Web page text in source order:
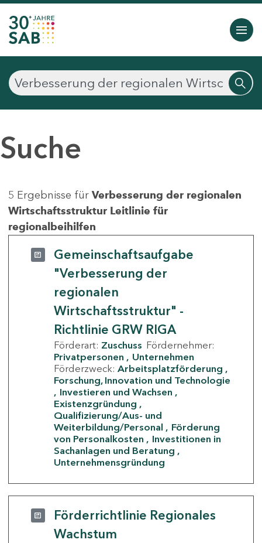
Suche
5 Ergebnisse für Verbesserung der regionalen
Wirtschaftsstruktur Leitlinie für
regionalbeihilfen
Gemeinschaftsaufgabe
"Verbesserung der
regionalen
Wirtschaftsstruktur" -
Richtlinie GRW RIGA
Förderart: Zuschuss Fördernehmer:
Privatpersonen
Unternehmen
Förderzweck: Arbeitsplatzförderung
Forschung, Innovation und Technologie
Investieren und Wachsen
Existenzgründung
Qualifizierung/Aus- und
Weiterbildung/Personal
Förderung
von Personalkosten
Investitionen in
Sachanlagen und Beratung
Unternehmensgründung
Förderrichtlinie Regionales
Wachstum